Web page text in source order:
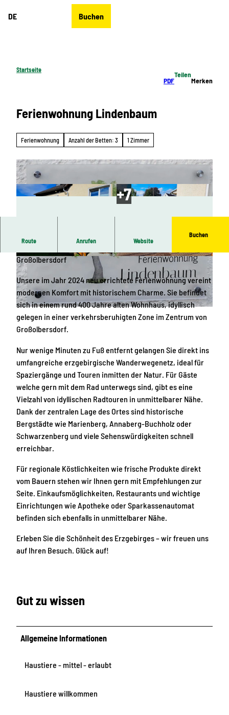
DE Buchen
Startseite
PDF
Teilen
Merken
Ferienwohnung Lindenbaum
Ferienwohnung Anzahl der Betten: 3 1 Zimmer
© Jan Ulbricht © Jan Ulbricht
Route Anrufen Website
Buchen
Großolbersdorf
Unsere im Jahr 2024 neu errichtete Ferienwohnung vereint
modernen Komfort mit historischem Charme. Sie befindet
sich in einem rund 400 Jahre alten Wohnhaus, idyllisch
gelegen in einer verkehrsberuhigten Zone im Zentrum von
Großolbersdorf.
Nur wenige Minuten zu Fuß entfernt gelangen Sie direkt ins
umfangreiche erzgebirgische Wanderwegenetz, ideal für
Spaziergänge und Touren inmitten der Natur. Für Gäste
welche gern mit dem Rad unterwegs sind, gibt es eine
Vielzahl von idyllischen Radtouren in unmittelbarer Nähe.
Dank der zentralen Lage des Ortes sind historische
Bergstädte wie Marienberg, Annaberg-Buchholz oder
Schwarzenberg und viele Sehenswürdigkeiten schnell
erreichbar.
Für regionale Köstlichkeiten wie frische Produkte direkt
vom Bauern stehen wir Ihnen gern mit Empfehlungen zur
Seite. Einkaufsmöglichkeiten, Restaurants und wichtige
Einrichtungen wie Apotheke oder Sparkassenautomat
befinden sich ebenfalls in unmittelbarer Nähe.
Erleben Sie die Schönheit des Erzgebirges – wir freuen uns
auf Ihren Besuch. Glück auf!
Gut zu wissen
Allgemeine Informationen
Haustiere - mittel - erlaubt
Haustiere willkommen